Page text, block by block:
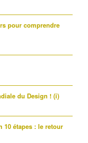
pour comprendre
du Design ! (i)
10 étapes : le retour